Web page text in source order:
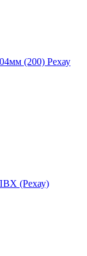
(200) Рехау
(Рехау)